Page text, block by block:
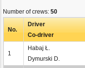
Number of crews: 50
No.
Driver
Co-driver
1
Habaj Ł.
Dymurski D.